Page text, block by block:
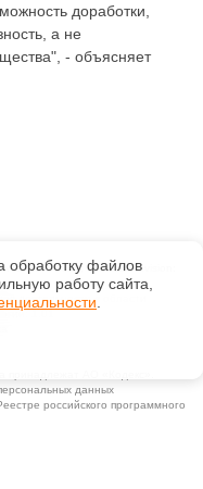
доработки,
а не
- объясняет
, 2026, v2.12.20 revision:
деятельности в области
1.01
данных
российского программного
обработку файлов
работу сайта,